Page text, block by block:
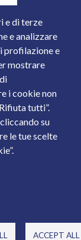
e di terze
e analizzare
profilazione e
mostrare
i cookie non
tutti”.
su
le tue scelte
ACCEPT ALL